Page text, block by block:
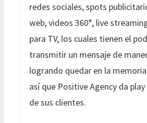
redes sociales, spots
web, videos 360°, live
para TV, los cuales tienen el
transmitir un mensaje de
logrando quedar en la
así que Positive Agency da
de sus clientes.